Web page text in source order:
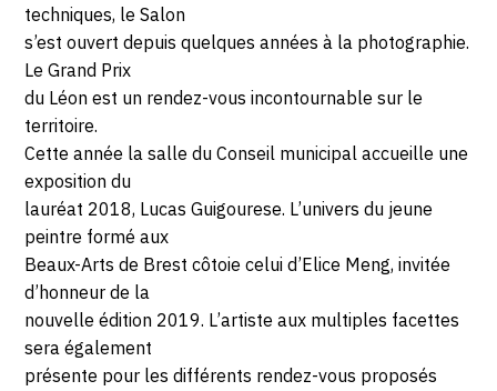
DÉCEMBRE
2019
techniques, le Salon
s’est ouvert depuis quelques années à la photographie.
Le Grand Prix
du Léon est un rendez-vous incontournable sur le
territoire.
Cette année la salle du Conseil municipal accueille une
exposition du
lauréat 2018, Lucas Guigourese. L’univers du jeune
peintre formé aux
Beaux-Arts de Brest côtoie celui d’Elice Meng, invitée
d’honneur de la
nouvelle édition 2019. L’artiste aux multiples facettes
sera également
présente pour les différents rendez-vous proposés